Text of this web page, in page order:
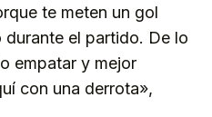
te meten un gol
el partido. De lo
empatar y mejor
con una derrota»,